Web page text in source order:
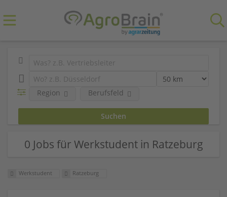
Region Berufsfeld
0 Jobs für Werkstudent in Ratzeburg
Werkstudent Ratzeburg